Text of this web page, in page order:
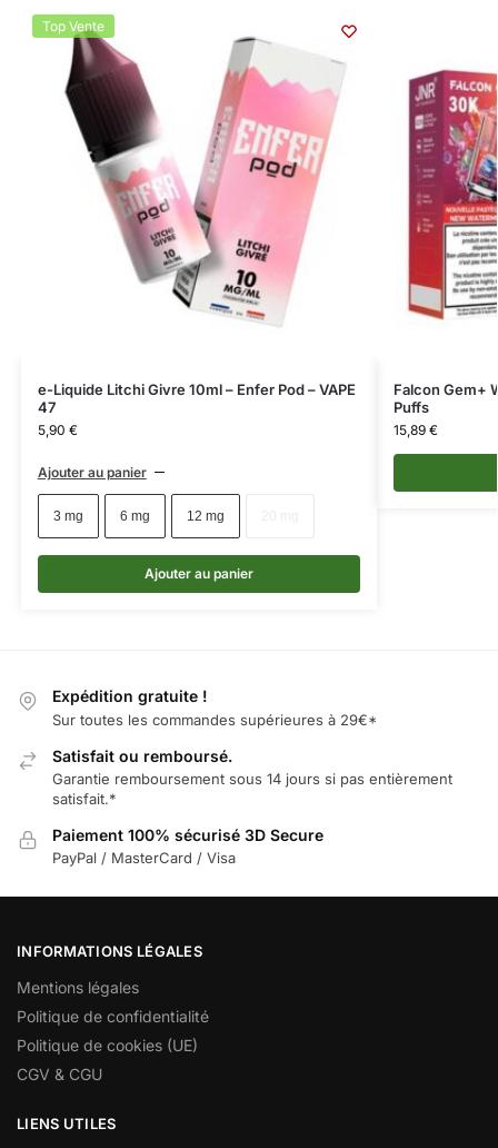
Top Vente
e-Liquide Litchi Givre 10ml – Enfer Pod – VAPE
47
5,90 €
Ajouter au panier
3 mg 6 mg 12 mg
Ajouter au panier
Falcon Gem+
Puffs
15,89 €
Expédition gratuite !
Sur toutes les commandes supérieures à 29€*
Satisfait ou remboursé.
Garantie remboursement sous 14 jours si pas entièrement
satisfait.*
Paiement 100% sécurisé 3D Secure
PayPal / MasterCard / Visa
INFORMATIONS LÉGALES
Mentions légales
Politique de confidentialité
Politique de cookies (UE)
CGV & CGU
LIENS UTILES